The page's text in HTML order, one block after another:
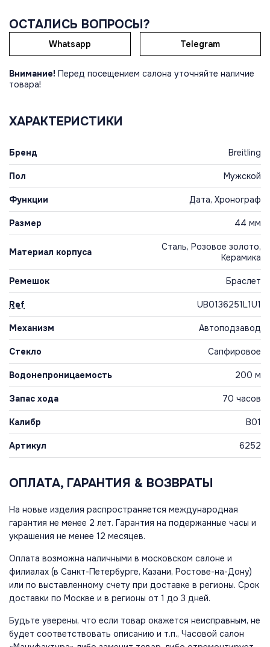
ОСТАЛИСЬ ВОПРОСЫ?
Whatsapp Telegram
Внимание! Перед посещением салона уточняйте наличие
товара!
ХАРАКТЕРИСТИКИ
Бренд Breitling
Пол Мужской
Функции Дата, Хронограф
Размер 44 мм
Материал корпуса
Сталь, Розовое золото,
Керамика
Ремешок Браслет
Ref UB0136251L1U1
Механизм Автоподзавод
Стекло Сапфировое
Водонепроницаемость 200 м
Запас хода 70 часов
Калибр B01
Артикул 6252
ОПЛАТА, ГАРАНТИЯ & ВОЗВРАТЫ
На новые изделия распространяется международная
гарантия не менее 2 лет. Гарантия на подержанные часы и
украшения не менее 12 месяцев.
Оплата возможна наличными в московском салоне и
филиалах (в Санкт-Петербурге, Казани, Ростове-на-Дону)
или по выставленному счету при доставке в регионы. Срок
доставки по Москве и в регионы от 1 до 3 дней.
Будьте уверены, что если товар окажется неисправным, не
будет соответствовать описанию и т.п., Часовой салон